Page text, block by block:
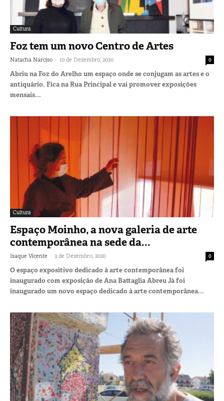
Cultura
Foz tem um novo Centro de Artes
Natacha Narciso - 10 de Dezembro, 2020 0
Abriu na Foz do Arelho um espaço onde se conjugam as artes e o
antiquário. Fica na Rua Principal e vai promover exposições
mensais...
Cultura
Espaço Moinho, a nova galeria de arte
contemporânea na sede da...
Isaque Vicente - 3 de Dezembro, 2020 0
O espaço expositivo dedicado à arte contemporânea foi
inaugurado com exposição de Ana Battaglia Abreu Já foi
inaugurado um novo espaço dedicado à arte contemporânea...